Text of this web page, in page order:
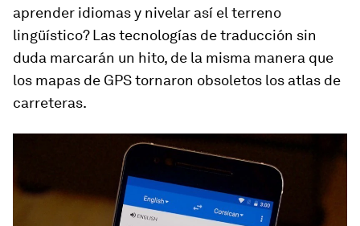
aprender idiomas y nivelar así el terreno
lingüístico? Las tecnologías de traducción sin
duda marcarán un hito, de la misma manera que
los mapas de GPS tornaron obsoletos los atlas de
carreteras.